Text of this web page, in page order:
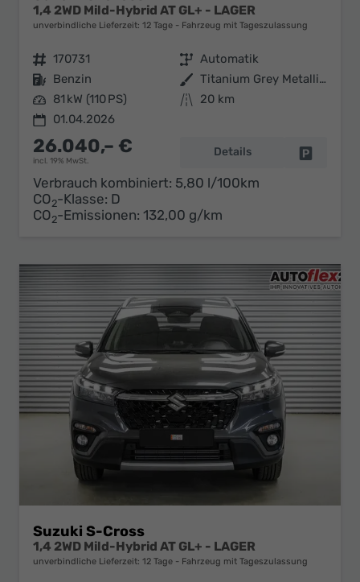
1,4 2WD Mild-Hybrid AT GL+ - LAGER
unverbindliche Lieferzeit: 12 Tage Fahrzeug mit Tageszulassung
Fahrzeugnr. 170731 Getriebe Automatik
Kraftstoff Benzin Außenfarbe
Titanium Grey Metallic (ZZZ)
Leistung 81 kW (110 PS) Kilometerstand
20 km
01.04.2026
26.040,– €
incl. 19% MwSt.
Details
Verbrauch kombiniert: 5,80 l/100km
CO2-Klasse: D
CO2-Emissionen: 132,00 g/km
Suzuki S-Cross
1,4 2WD Mild-Hybrid AT GL+ - LAGER
unverbindliche Lieferzeit: 12 Tage Fahrzeug mit Tageszulassung